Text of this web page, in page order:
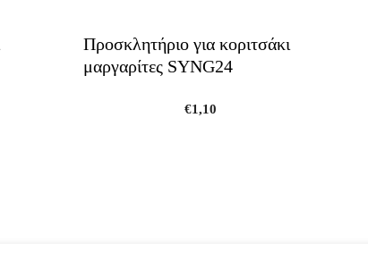
Προσκλητήριο για κοριτσάκι
μαργαρίτες SYNG24
€1,10